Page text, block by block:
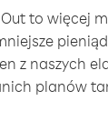
to więcej
z naszych
planów